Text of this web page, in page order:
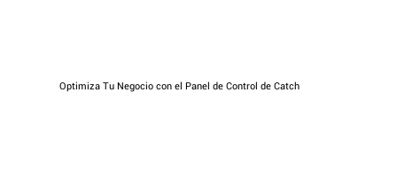
Optimiza Tu Negocio con el Panel de Control de Catch